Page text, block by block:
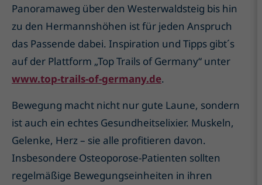
Panoramaweg über den Westerwaldsteig bis hin
zu den Hermannshöhen ist für jeden Anspruch
das Passende dabei. Inspiration und Tipps gibt´s
auf der Plattform „Top Trails of Germany“ unter
www.top-trails-of-germany.de.
Bewegung macht nicht nur gute Laune, sondern
ist auch ein echtes Gesundheitselixier. Muskeln,
Gelenke, Herz – sie alle profitieren davon.
Insbesondere Osteoporose-Patienten sollten
regelmäßige Bewegungseinheiten in ihren